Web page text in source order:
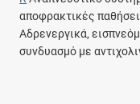
αποφρακτικές
Αδρενεργικά,
συνδυασμό με